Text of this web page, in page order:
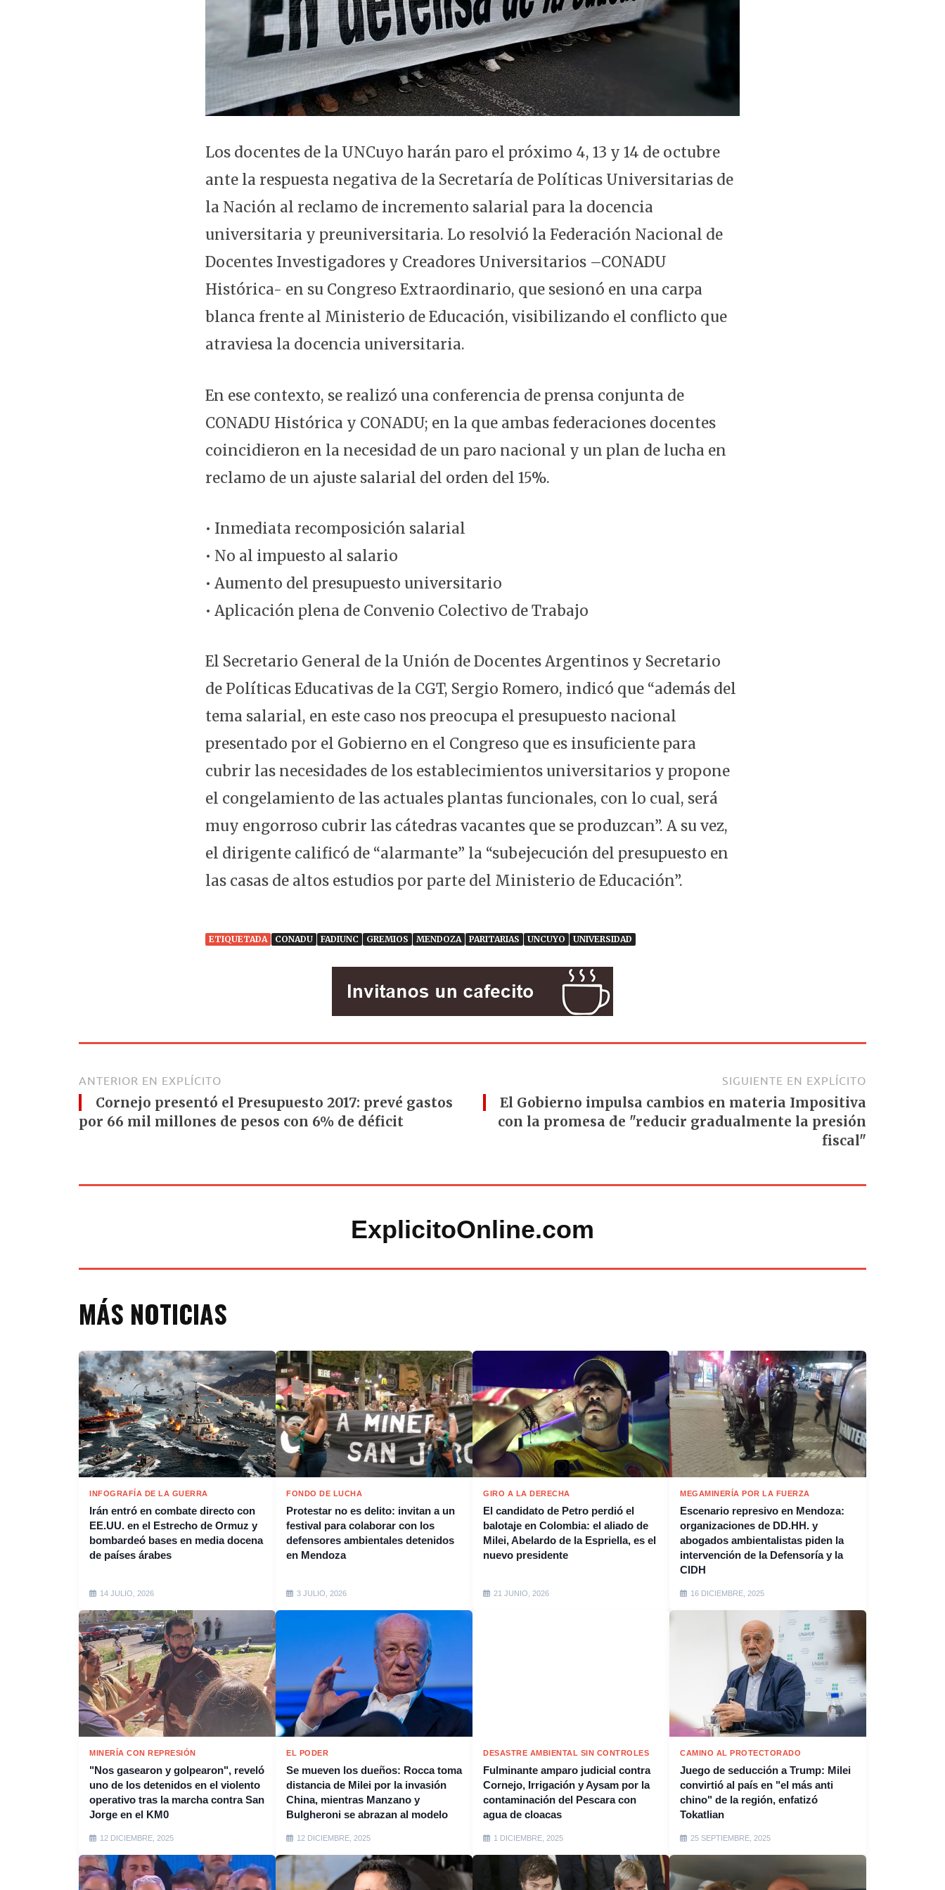
Los docentes de la UNCuyo harán paro el próximo 4, 13 y 14 de octubre
ante la respuesta negativa de la Secretaría de Políticas Universitarias de
la Nación al reclamo de incremento salarial para la docencia
universitaria y preuniversitaria. Lo resolvió la Federación Nacional de
Docentes Investigadores y Creadores Universitarios –CONADU
Histórica- en su Congreso Extraordinario, que sesionó en una carpa
blanca frente al Ministerio de Educación, visibilizando el conflicto que
atraviesa la docencia universitaria.
En ese contexto, se realizó una conferencia de prensa conjunta de
CONADU Histórica y CONADU; en la que ambas federaciones docentes
coincidieron en la necesidad de un paro nacional y un plan de lucha en
reclamo de un ajuste salarial del orden del 15%.
• Inmediata recomposición salarial
• No al impuesto al salario
• Aumento del presupuesto universitario
• Aplicación plena de Convenio Colectivo de Trabajo
El Secretario General de la Unión de Docentes Argentinos y Secretario
de Políticas Educativas de la CGT, Sergio Romero, indicó que “además del
tema salarial, en este caso nos preocupa el presupuesto nacional
presentado por el Gobierno en el Congreso que es insuficiente para
cubrir las necesidades de los establecimientos universitarios y propone
el congelamiento de las actuales plantas funcionales, con lo cual, será
muy engorroso cubrir las cátedras vacantes que se produzcan”. A su vez,
el dirigente calificó de “alarmante” la “subejecución del presupuesto en
las casas de altos estudios por parte del Ministerio de Educación”.
ETIQUETADA CONADU FADIUNC GREMIOS MENDOZA PARITARIAS UNCUYO UNIVERSIDAD
ANTERIOR EN EXPLÍCITO
Cornejo presentó el Presupuesto 2017: prevé gastos
por 66 mil millones de pesos con 6% de déficit
SIGUIENTE EN EXPLÍCITO
El Gobierno impulsa cambios en materia Impositiva
con la promesa de "reducir gradualmente la presión
fiscal"
ExplicitoOnline.com
MÁS NOTICIAS
INFOGRAFÍA DE LA GUERRA
Irán entró en combate directo con
EE.UU. en el Estrecho de Ormuz y
bombardeó bases en media docena
de países árabes
14 JULIO, 2026
FONDO DE LUCHA
Protestar no es delito: invitan a un
festival para colaborar con los
defensores ambientales detenidos
en Mendoza
3 JULIO, 2026
GIRO A LA DERECHA
El candidato de Petro perdió el
balotaje en Colombia: el aliado de
Milei, Abelardo de la Espriella, es el
nuevo presidente
21 JUNIO, 2026
MEGAMINERÍA POR LA FUERZA
Escenario represivo en Mendoza:
organizaciones de DD.HH. y
abogados ambientalistas piden la
intervención de la Defensoría y la
CIDH
16 DICIEMBRE, 2025
MINERÍA CON REPRESIÓN
"Nos gasearon y golpearon", reveló
uno de los detenidos en el violento
operativo tras la marcha contra San
Jorge en el KM0
12 DICIEMBRE, 2025
EL PODER
Se mueven los dueños: Rocca toma
distancia de Milei por la invasión
China, mientras Manzano y
Bulgheroni se abrazan al modelo
12 DICIEMBRE, 2025
DESASTRE AMBIENTAL SIN CONTROLES
Fulminante amparo judicial contra
Cornejo, Irrigación y Aysam por la
contaminación del Pescara con
agua de cloacas
1 DICIEMBRE, 2025
CAMINO AL PROTECTORADO
Juego de seducción a Trump: Milei
convirtió al país en "el más anti
chino" de la región, enfatizó
Tokatlian
25 SEPTIEMBRE, 2025